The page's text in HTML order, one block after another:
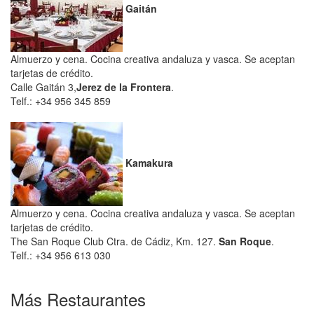
Gaitán
Almuerzo y cena. Cocina creativa andaluza y vasca. Se aceptan
tarjetas de crédito.
Calle Gaitán 3,Jerez de la Frontera.
Telf.: +34 956 345 859
Kamakura
Almuerzo y cena. Cocina creativa andaluza y vasca. Se aceptan
tarjetas de crédito.
The San Roque Club Ctra. de Cádiz, Km. 127. San Roque.
Telf.: +34 956 613 030
Más Restaurantes